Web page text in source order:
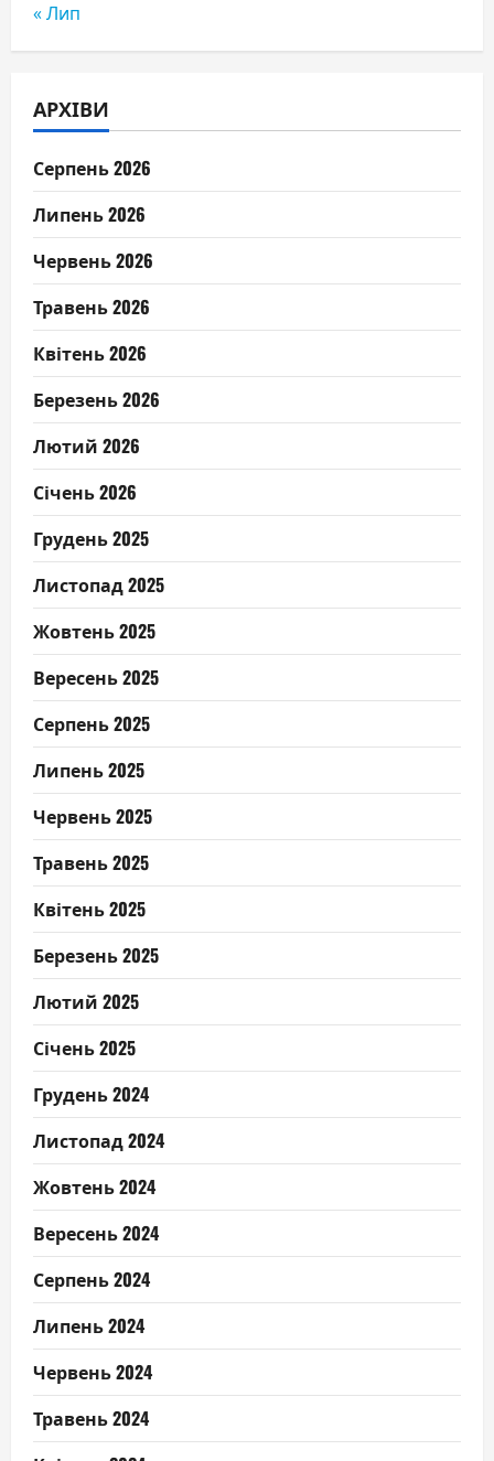
« Лип
АРХІВИ
Серпень 2026
Липень 2026
Червень 2026
Травень 2026
Квітень 2026
Березень 2026
Лютий 2026
Січень 2026
Грудень 2025
Листопад 2025
Жовтень 2025
Вересень 2025
Серпень 2025
Липень 2025
Червень 2025
Травень 2025
Квітень 2025
Березень 2025
Лютий 2025
Січень 2025
Грудень 2024
Листопад 2024
Жовтень 2024
Вересень 2024
Серпень 2024
Липень 2024
Червень 2024
Травень 2024